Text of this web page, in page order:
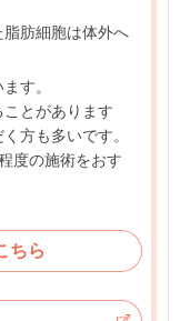
肪細胞は体外へ
す。
とがあります
方も多いです。
度の施術をおす
ちら